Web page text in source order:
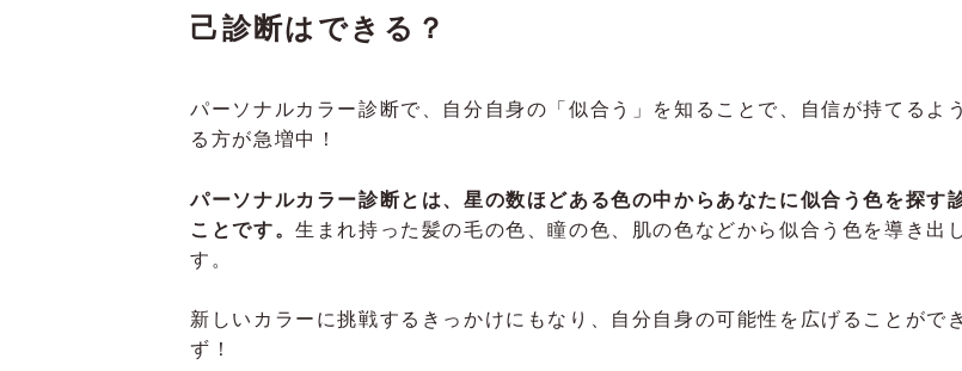
己診断はできる？
パーソナルカラー診断で、自分自身の「似合う」を知ることで、自信が持てるよ
る方が急増中！
パーソナルカラー診断とは、星の数ほどある色の中からあなたに似合う色を探す
ことです。生まれ持った髪の毛の色、瞳の色、肌の色などから似合う色を導き出
す。
新しいカラーに挑戦するきっかけにもなり、自分自身の可能性を広げることがで
ず！